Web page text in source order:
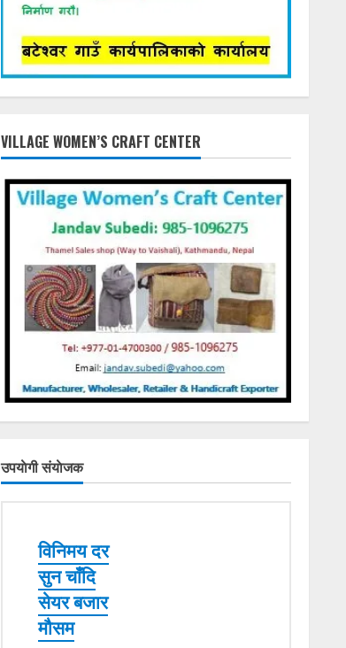
VILLAGE WOMEN’S CRAFT CENTER
उपयाेगी संयाेजक
विनिमय दर
सुन चाँदि
सेयर बजार
मौसम